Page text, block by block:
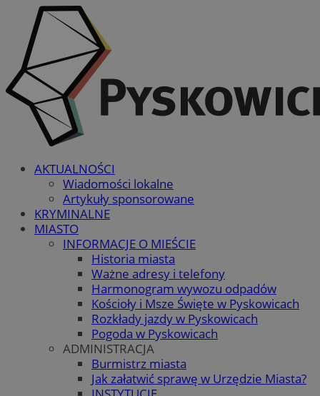
AKTUALNOŚCI
Wiadomości lokalne
Artykuły sponsorowane
KRYMINALNE
MIASTO
INFORMACJE O MIEŚCIE
Historia miasta
Ważne adresy i telefony
Harmonogram wywozu odpadów
Kościoły i Msze Święte w Pyskowicach
Rozkłady jazdy w Pyskowicach
Pogoda w Pyskowicach
ADMINISTRACJA
Burmistrz miasta
Jak załatwić sprawę w Urzędzie Miasta?